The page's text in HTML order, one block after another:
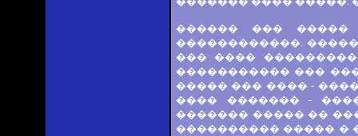
������ ���
������������.
��� ����
����������� ���
����� ��� ���� -
���� ������� -
������� ����� ��
���������� ����� �